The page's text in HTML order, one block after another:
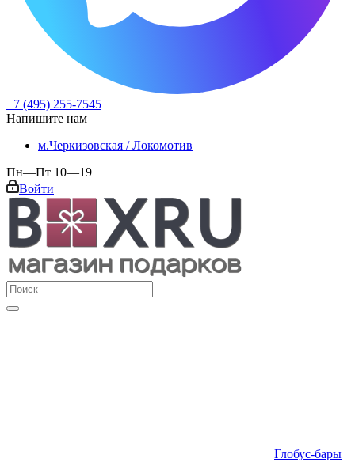
+7 (495) 255-7545
Напишите нам
м.Черкизовская / Локомотив
Пн—Пт 10—19
Войти
Глобус-бары